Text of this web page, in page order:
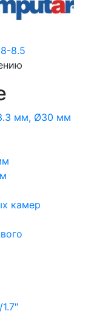
8.5
мм, Ø30 мм
камер